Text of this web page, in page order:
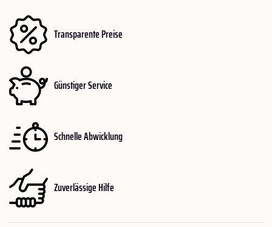
Transparente Preise
Günstiger Service
Schnelle Abwicklung
Zuverlässige Hilfe